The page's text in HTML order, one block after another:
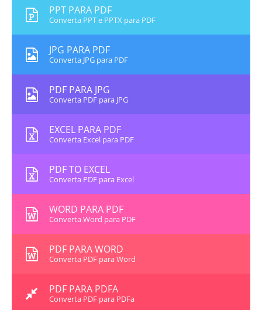
PPT PARA PDF
Converta PPT e PPTX para PDF
JPG PARA PDF
Converta JPG para PDF
PDF PARA JPG
Converta PDF para JPG
EXCEL PARA PDF
Converta Excel para PDF
PDF TO EXCEL
Converta PDF para Excel
WORD PARA PDF
Converta Word para PDF
PDF PARA WORD
Converta PDF para Word
PDF PARA PDFA
Converta PDF para PDFa